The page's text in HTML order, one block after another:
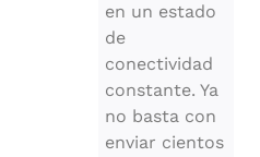
en un estado
de
conectividad
constante. Ya
no basta con
enviar cientos